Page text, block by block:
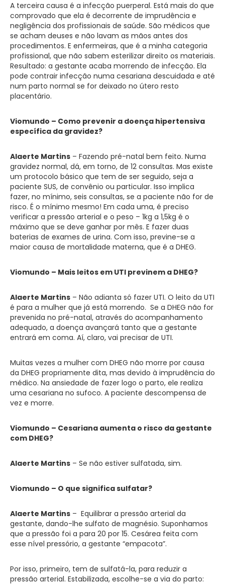
A terceira causa é a infecção puerperal. Está mais do que
comprovado que ela é decorrente de imprudência e
negligência dos profissionais de saúde. São médicos que
se acham deuses e não lavam as mãos antes dos
procedimentos. E enfermeiras, que é a minha categoria
profissional, que não sabem esterilizar direito os materiais.
Resultado: a gestante acaba morrendo de infecção. Ela
pode contrair infecção numa cesariana descuidada e até
num parto normal se for deixado no útero resto
placentário.
Viomundo – Como prevenir a doença hipertensiva
específica da gravidez?
Alaerte Martins – Fazendo pré-natal bem feito. Numa
gravidez normal, dá, em torno, de 12 consultas. Mas existe
um protocolo básico que tem de ser seguido, seja a
paciente SUS, de convênio ou particular. Isso implica
fazer, no mínimo, seis consultas, se a paciente não for de
risco. É o mínimo mesmo! Em cada uma, é preciso
verificar a pressão arterial e o peso – 1kg a 1,5kg é o
máximo que se deve ganhar por mês. E fazer duas
baterias de exames de urina. Com isso, previne-se a
maior causa de mortalidade materna, que é a DHEG.
Viomundo – Mais leitos em UTI previnem a DHEG?
Alaerte Martins – Não adianta só fazer UTI. O leito da UTI
é para a mulher que já está morrendo. Se a DHEG não for
prevenida no pré-natal, através do acompanhamento
adequado, a doença avançará tanto que a gestante
entrará em coma. Aí, claro, vai precisar de UTI.
Muitas vezes a mulher com DHEG não morre por causa
da DHEG propriamente dita, mas devido à imprudência do
médico. Na ansiedade de fazer logo o parto, ele realiza
uma cesariana no sufoco. A paciente descompensa de
vez e morre.
Viomundo – Cesariana aumenta o risco da gestante
com DHEG?
Alaerte Martins – Se não estiver sulfatada, sim.
Viomundo – O que significa sulfatar?
Alaerte Martins – Equilibrar a pressão arterial da
gestante, dando-lhe sulfato de magnésio. Suponhamos
que a pressão foi a para 20 por 15. Cesárea feita com
esse nível pressório, a gestante “empacota”.
Por isso, primeiro, tem de sulfatá-la, para reduzir a
pressão arterial. Estabilizada, escolhe-se a via do parto: